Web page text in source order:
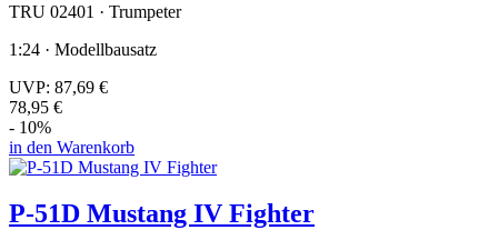
TRU 02401 · Trumpeter
1:24 · Modellbausatz
UVP: 87,69 €
78,95 €
- 10%
in den Warenkorb
P-51D Mustang IV Fighter